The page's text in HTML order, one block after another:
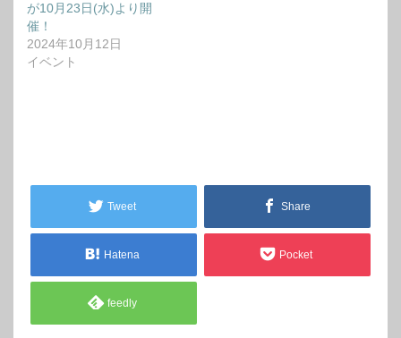
が10月23日(水)より開
催！
2024年10月12日
イベント
Tweet Share
Hatena Pocket
feedly